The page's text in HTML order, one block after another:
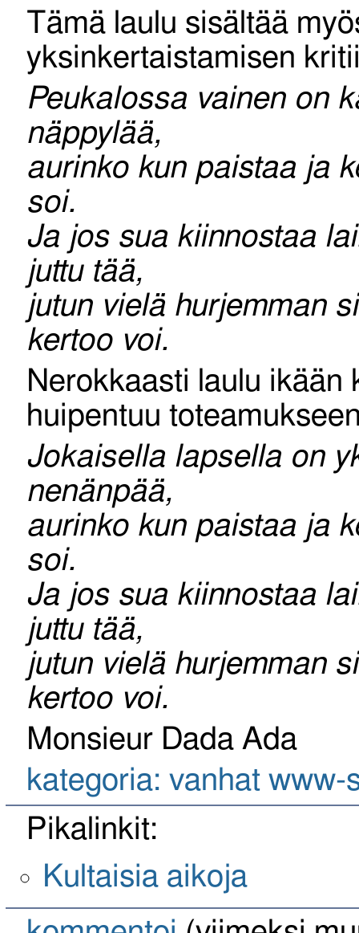
Tämä laulu sisältää
yksinkertaistamisen
Peukalossa vainen on
näppylää,
aurinko kun paistaa ja
soi.
Ja jos sua kiinnostaa
juttu tää,
jutun vielä hurjemman
kertoo voi.
Nerokkaasti laulu ikään
huipentuu
Jokaisella lapsella on
nenänpää,
aurinko kun paistaa ja
soi.
Ja jos sua kiinnostaa
juttu tää,
jutun vielä hurjemman
kertoo voi.
Monsieur Dada Ada
kategoria: vanhat www-
Pikalinkit:
Kultaisia aikoja